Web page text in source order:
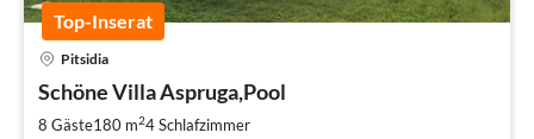
Top-Inserat
Pitsidia
Schöne Villa Aspruga,Pool
8 Gäste180 m24Schlafzimmer